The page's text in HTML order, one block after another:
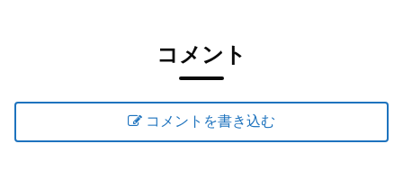
コメント
コメントを書き込む